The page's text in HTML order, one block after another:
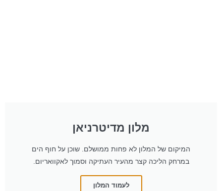
מלון מדיטרניאן
המיקום של המלון לא פחות ממושלם. שוכן על חוף הים
במרחק הליכה קצר מהעיר העתיקה וסמוך לאקוואריום.
לעמוד המלון